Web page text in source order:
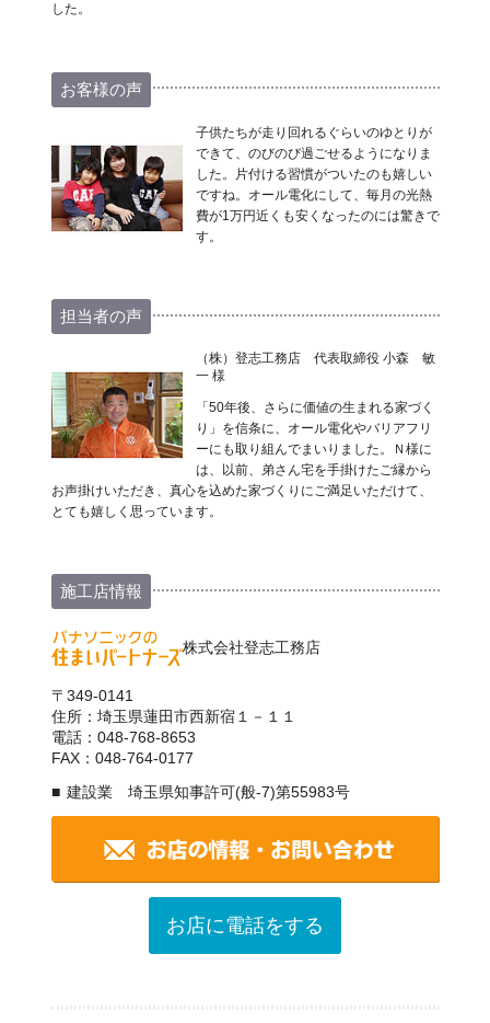
した。
お客様の声
子供たちが走り回れるぐらいのゆとりが
できて、のびのび過ごせるようになりま
した。片付ける習慣がついたのも嬉しい
ですね。オール電化にして、毎月の光熱
費が1万円近くも安くなったのには驚きで
す。
担当者の声
（株）登志工務店 代表取締役 小森 敏
一 様
「50年後、さらに価値の生まれる家づく
り」を信条に、オール電化やバリアフリ
ーにも取り組んでまいりました。Ｎ様に
は、以前、弟さん宅を手掛けたご縁から
お声掛けいただき、真心を込めた家づくりにご満足いただけて、
とても嬉しく思っています。
施工店情報
株式会社登志工務店
〒349-0141
住所：埼玉県蓮田市西新宿１－１１
電話：048-768-8653
FAX：048-764-0177
建設業 埼玉県知事許可(般-7)第55983号
お店に電話をする